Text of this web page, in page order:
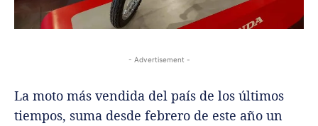
- Advertisement -
La moto más vendida del país de los últimos
tiempos, suma desde febrero de este año un